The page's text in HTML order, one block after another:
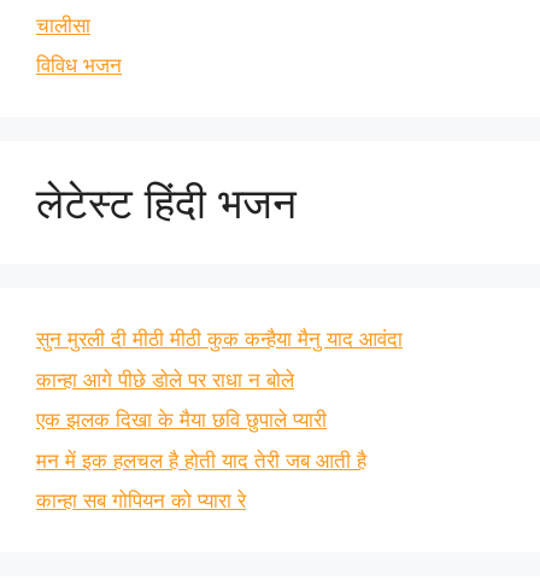
चालीसा
विविध भजन
लेटेस्ट हिंदी भजन
सुन मुरली दी मीठी मीठी कुक कन्हैया मैनु याद आवंदा
कान्हा आगे पीछे डोले पर राधा न बोले
एक झलक दिखा के मैया छवि छुपाले प्यारी
मन में इक हलचल है होती याद तेरी जब आती है
कान्हा सब गोपियन को प्यारा रे